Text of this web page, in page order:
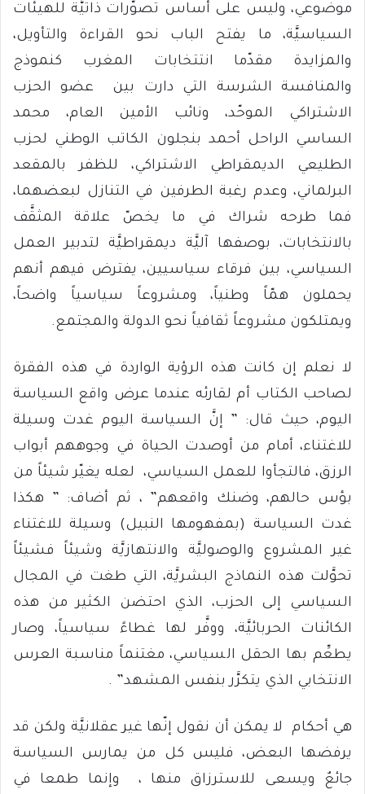
موضوعي، وليس على أساس تصوّرات ذاتيَّة للهيئات
السياسيَّة، ما يفتح الباب نحو القراءة والتأويل،
والمزايدة مقدّما انتتخابات المغرب كنموذج
والمنافسة الشرسة التي دارت بين عضو الحزب
الاشتراكي الموحّد، ونائب الأمين العام، محمد
الساسي الراحل أحمد بنجلون الكاتب الوطني لحزب
الطليعي الديمقراطي الاشتراكي، للظفر بالمقعد
البرلماني، وعدم رغبة الطرفين في التنازل لبعضهما،
فما طرحه شراك في ما يخصّ علاقة المثقَّف
بالانتخابات، بوصفها آليَّة ديمقراطيَّة لتدبير العمل
السياسي، بين فرقاء سياسيين، يفترض فيهم أنهم
يحملون همّاً وطنياً، ومشروعاً سياسياً واضحاً،
ويمتلكون مشروعاً ثقافياً نحو الدولة والمجتمع.
لا نعلم إن كانت هذه الرؤية الواردة في هذه الفقرة
لصاحب الكتاب أم لقارئه عندما عرض واقع السياسة
اليوم، حيث قال: ” إنَّ السياسة اليوم غدت وسيلة
للاغتناء، أمام من أوصدت الحياة في وجوههم أبواب
الرزق، فالتجأوا للعمل السياسي، لعله يغيّر شيئاً من
بؤس حالهم، وضنك واقعهم” ، ثم أضاف: ” هكذا
غدت السياسة (بمفهومها النبيل) وسيلة للاغتناء
غير المشروع والوصوليَّة والانتهازيَّة وشيئاً فشيئاً
تحوَّلت هذه النماذج البشريَّة، التي طغت في المجال
السياسي إلى الحزب، الذي احتضن الكثير من هذه
الكائنات الحربائيَّة، ووفَّر لها غطاءً سياسياً، وصار
يطعِّم بها الحقل السياسي، مغتنماً مناسبة العرس
الانتخابي الذي يتكرَّر بنفس المشهد” .
هي أحكام لا يمكن أن نقول إنّها غير عقلانيَّة ولكن قد
يرفضها البعض، فليس كل من يمارس السياسة
جائعٌ ويسعى للاسترزاق منها ، وإنما طمعا في